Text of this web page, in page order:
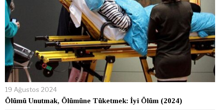
19 Ağustos 2024
Ölümü Unutmak, Ölümüne Tüketmek: İyi Ölüm (2024)